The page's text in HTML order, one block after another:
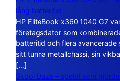
lång batteritid
HP EliteBook x360 1040 G7
företagsdator som
batteritid och flera avancerade
sitt tunna metallchassi, sin
[…]
Skool Daze – spelet som